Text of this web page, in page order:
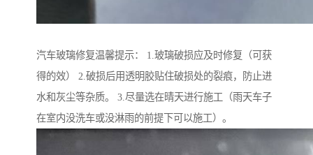
汽车玻璃修复温馨提示： 1.玻璃破损应及时修复（可获
得的效） 2.破损后用透明胶贴住破损处的裂痕，防止进
水和灰尘等杂质。 3.尽量选在晴天进行施工（雨天车子
在室内没洗车或没淋雨的前提下可以施工）。